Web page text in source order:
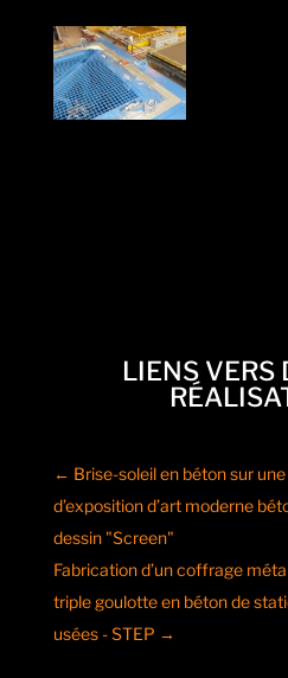
LIENS VERS
← Brise-soleil en béton sur
d’exposition d’art moderne
dessin "Screen"
Fabrication d’un coffrage
triple goulotte en béton de
usées - STEP →